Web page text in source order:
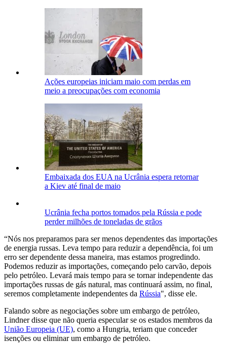
Ações europeias iniciam maio com perdas em
meio a preocupações com economia
Embaixada dos EUA na Ucrânia espera retornar
a Kiev até final de maio
Ucrânia fecha portos tomados pela Rússia e pode
perder milhões de toneladas de grãos
“Nós nos preparamos para ser menos dependentes das importações
de energia russas. Leva tempo para reduzir a dependência, foi um
erro ser dependente dessa maneira, mas estamos progredindo.
Podemos reduzir as importações, começando pelo carvão, depois
pelo petróleo. Levará mais tempo para se tornar independente das
importações russas de gás natural, mas continuará assim, no final,
seremos completamente independentes da Rússia", disse ele.
Falando sobre as negociações sobre um embargo de petróleo,
Lindner disse que não queria especular se os estados membros da
União Europeia (UE), como a Hungria, teriam que conceder
isenções ou eliminar um embargo de petróleo.